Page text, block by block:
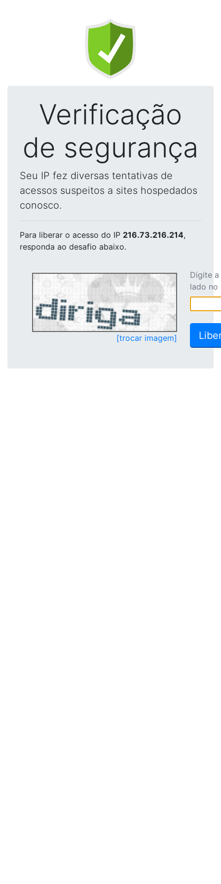
Verificação
de segurança
Seu IP fez diversas tentativas de
acessos suspeitos a sites hospedados
conosco.
Para liberar o acesso do IP 216.73.216.214,
responda ao desafio abaixo.
[trocar imagem]
Digite
lado no